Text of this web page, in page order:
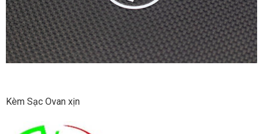
Kèm Sạc Ovan xịn